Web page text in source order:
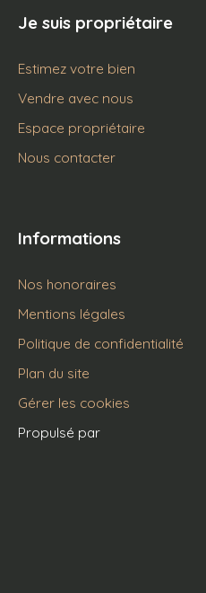
Je suis propriétaire
Estimez votre bien
Vendre avec nous
Espace propriétaire
Nous contacter
Informations
Nos honoraires
Mentions légales
Politique de confidentialité
Plan du site
Gérer les cookies
Propulsé par